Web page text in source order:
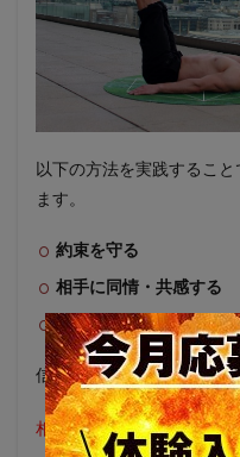
以下の方法を実践するこ
ます。
約束を守る
相手に同情・共感する
親近感を抱かせる
信頼を勝ち取る為には、
相手から信頼される為に